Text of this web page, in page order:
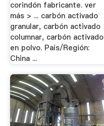
corindón fabricante. ver
más > ... carbón activado
granular, carbón activado
columnar, carbón activado
en polvo. País/Región:
China ...